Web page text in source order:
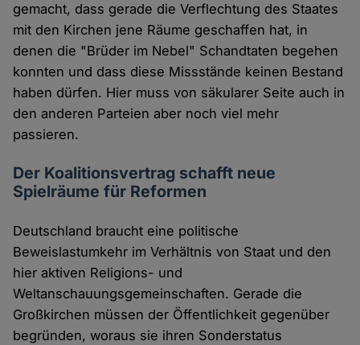
gemacht, dass gerade die Verflechtung des Staates
mit den Kirchen jene Räume geschaffen hat, in
denen die "Brüder im Nebel" Schandtaten begehen
konnten und dass diese Missstände keinen Bestand
haben dürfen. Hier muss von säkularer Seite auch in
den anderen Parteien aber noch viel mehr
passieren.
Der Koalitionsvertrag schafft neue
Spielräume für Reformen
Deutschland braucht eine politische
Beweislastumkehr im Verhältnis von Staat und den
hier aktiven Religions- und
Weltanschauungsgemeinschaften. Gerade die
Großkirchen müssen der Öffentlichkeit gegenüber
begründen, woraus sie ihren Sonderstatus